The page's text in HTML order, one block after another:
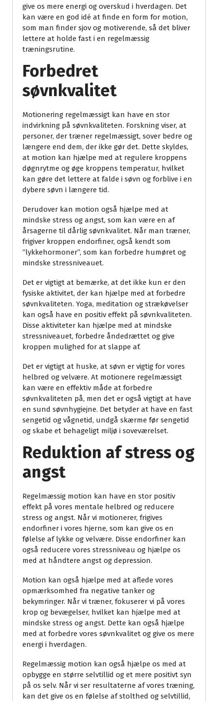
give os mere energi og overskud i hverdagen. Det
kan være en god idé at finde en form for motion,
som man finder sjov og motiverende, så det bliver
lettere at holde fast i en regelmæssig
træningsrutine.
Forbedret
søvnkvalitet
Motionering regelmæssigt kan have en stor
indvirkning på søvnkvaliteten. Forskning viser, at
personer, der træner regelmæssigt, sover bedre og
længere end dem, der ikke gør det. Dette skyldes,
at motion kan hjælpe med at regulere kroppens
døgnrytme og øge kroppens temperatur, hvilket
kan gøre det lettere at falde i søvn og forblive i en
dybere søvn i længere tid.
Derudover kan motion også hjælpe med at
mindske stress og angst, som kan være en af
årsagerne til dårlig søvnkvalitet. Når man træner,
frigiver kroppen endorfiner, også kendt som
“lykkehormoner”, som kan forbedre humøret og
mindske stressniveauet.
Det er vigtigt at bemærke, at det ikke kun er den
fysiske aktivitet, der kan hjælpe med at forbedre
søvnkvaliteten. Yoga, meditation og strækøvelser
kan også have en positiv effekt på søvnkvaliteten.
Disse aktiviteter kan hjælpe med at mindske
stressniveauet, forbedre åndedrættet og give
kroppen mulighed for at slappe af.
Det er vigtigt at huske, at søvn er vigtig for vores
helbred og velvære. At motionere regelmæssigt
kan være en effektiv måde at forbedre
søvnkvaliteten på, men det er også vigtigt at have
en sund søvnhygiejne. Det betyder at have en fast
sengetid og vågnetid, undgå skærme før sengetid
og skabe et behageligt miljø i soveværelset.
Reduktion af stress og
angst
Regelmæssig motion kan have en stor positiv
effekt på vores mentale helbred og reducere
stress og angst. Når vi motionerer, frigives
endorfiner i vores hjerne, som kan give os en
følelse af lykke og velvære. Disse endorfiner kan
også reducere vores stressniveau og hjælpe os
med at håndtere angst og depression.
Motion kan også hjælpe med at aflede vores
opmærksomhed fra negative tanker og
bekymringer. Når vi træner, fokuserer vi på vores
krop og bevægelser, hvilket kan hjælpe med at
mindske stress og angst. Dette kan også hjælpe
med at forbedre vores søvnkvalitet og give os mere
energi i hverdagen.
Regelmæssig motion kan også hjælpe os med at
opbygge en større selvtillid og et mere positivt syn
på os selv. Når vi ser resultaterne af vores træning,
kan det give os en følelse af stolthed og selvtillid,